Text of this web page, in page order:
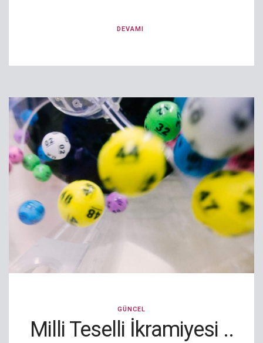
DEVAMI
GÜNCEL
Milli Teselli İkramiyesi ..